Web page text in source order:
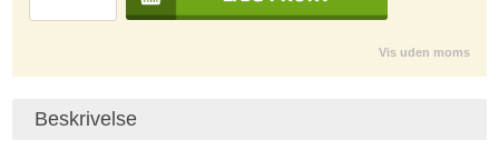
Vis uden moms
Beskrivelse